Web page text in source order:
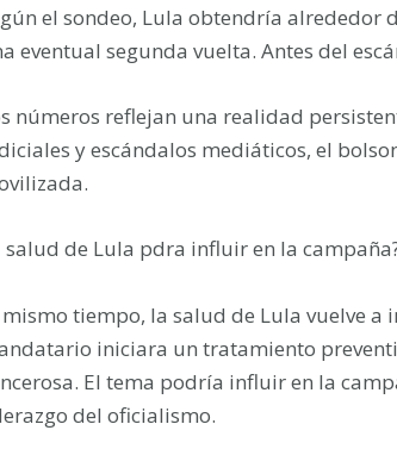
el sondeo, Lula obtendría alrededor
eventual segunda vuelta. Antes del
números reflejan una realidad
y escándalos mediáticos, el
salud de Lula pdra influir en la
tiempo, la salud de Lula vuelve a
iniciara un tratamiento
El tema podría influir en la
del oficialismo.